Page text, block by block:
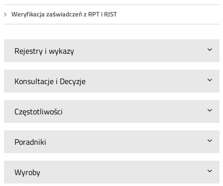
Weryfikacja zaświadczeń z RPT i RJST
Rejestry i wykazy
Konsultacje i Decyzje
Częstotliwości
Poradniki
Wyroby